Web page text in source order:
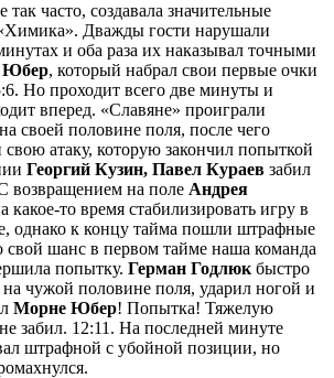
часто, создавала значительные
Дважды гости нарушали
и оба раза их наказывал точными
Юбер, который набрал свои первые очки
Но проходит всего две минуты и
вперед. «Славяне» проиграли
своей половине поля, после чего
атаку, которую закончил попыткой
Георгий Кузин, Павел Кураев забил
возвращением на поле Андрея
какое-то время стабилизировать игру в
однако к концу тайма пошли штрафные
свой шанс в первом тайме наша команда
попытку. Герман Годлюк быстро
чужой половине поля, ударил ногой и
Морне Юбер! Попытка! Тяжелую
забил. 12:11. На последней минуте
штрафной с убойной позиции, но